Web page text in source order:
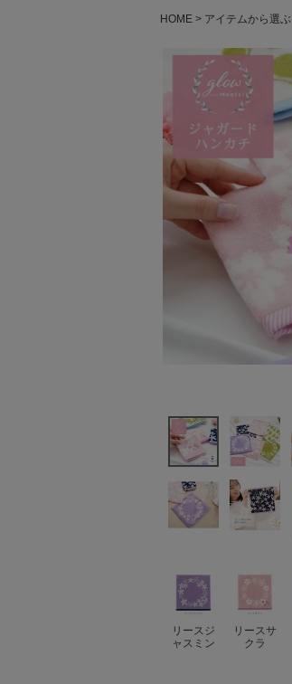
HOME アイテムから選ぶ
リースジ
ャスミン
リースサ
クラ